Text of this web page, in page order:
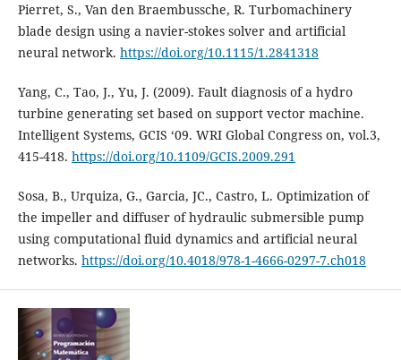
Pierret, S., Van den Braembussche, R. Turbomachinery
blade design using a navier-stokes solver and artificial
neural network. https://doi.org/10.1115/1.2841318
Yang, C., Tao, J., Yu, J. (2009). Fault diagnosis of a hydro
turbine generating set based on support vector machine.
Intelligent Systems, GCIS ‘09. WRI Global Congress on, vol.3,
415-418. https://doi.org/10.1109/GCIS.2009.291
Sosa, B., Urquiza, G., Garcia, JC., Castro, L. Optimization of
the impeller and diffuser of hydraulic submersible pump
using computational fluid dynamics and artificial neural
networks. https://doi.org/10.4018/978-1-4666-0297-7.ch018